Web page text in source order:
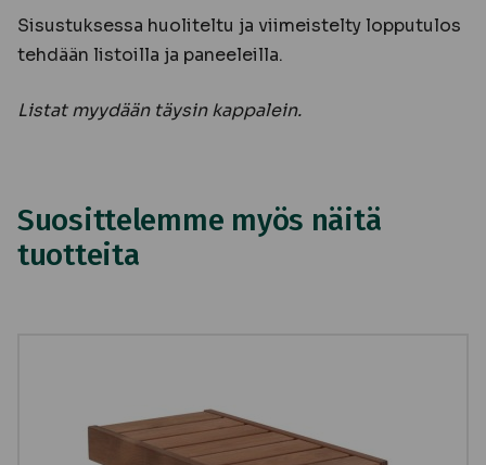
Sisustuksessa huoliteltu ja viimeistelty lopputulos
tehdään listoilla ja paneeleilla.
Listat myydään täysin kappalein.
Suosittelemme myös näitä
tuotteita